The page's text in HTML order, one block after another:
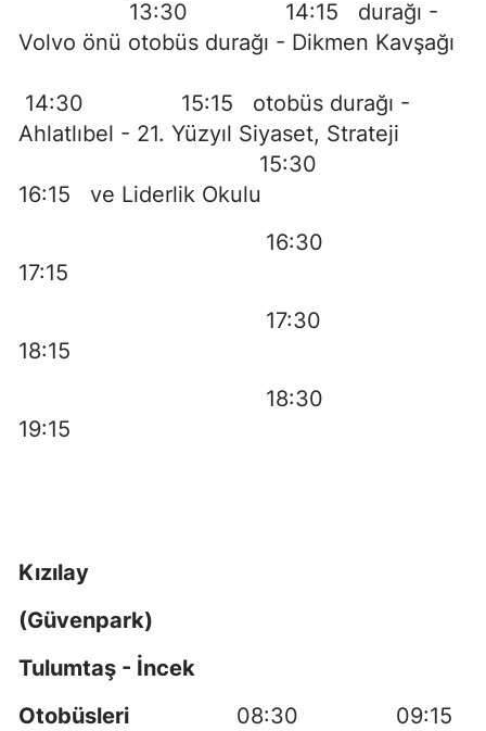
13:30 14:15 durağı -
Volvo önü otobüs durağı - Dikmen Kavşağı
14:30 15:15 otobüs durağı -
Ahlatlıbel - 21. Yüzyıl Siyaset, Strateji
15:30
16:15 ve Liderlik Okulu
16:30
17:15
17:30
18:15
18:30
19:15
Kızılay
(Güvenpark)
Tulumtaş - İncek
Otobüsleri
08:30 09:15